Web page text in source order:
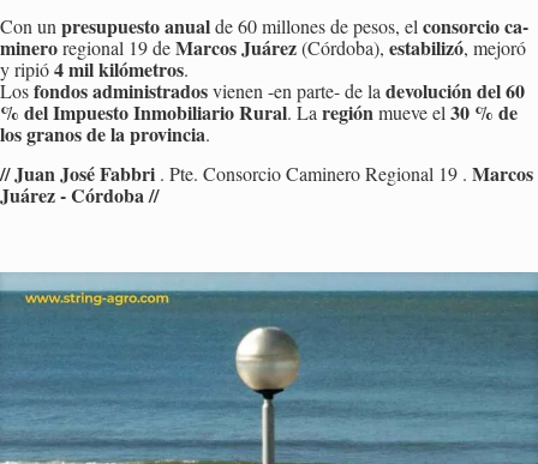
Con unpre­su­pues­to anualde 60 mi­llo­nes de pesos, elcon­sor­cio ca­
mi­ne­rore­gio­nal 19 deMar­cos Juá­rez(Cór­do­ba), es­ta­bi­li­zó, me­jo­ró
y ripió4 mil ki­ló­me­tros.
Losfon­dos ad­mi­nis­tra­dosvie­nen -en par­te- de lade­vo­lu­ción del 60
% del Im­pues­to In­mo­bi­lia­rio Rural. Lare­giónmueve el30 % de
los gra­nos de la pro­vin­cia.
// Juan José Fab­bri . Pte. Con­sor­cio Ca­mi­ne­ro Re­gio­nal 19 . Mar­cos
Juá­rez - Cór­do­ba //